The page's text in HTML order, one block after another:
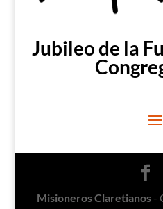
Jubileo de la
Misioneros Claretianos -